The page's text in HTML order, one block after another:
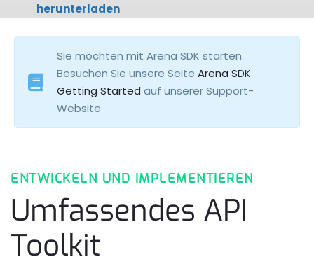
herunterladen
Sie möchten mit Arena SDK starten.
Besuchen Sie unsere Seite Arena SDK
Getting Started auf unserer Support-
Website
ENTWICKELN UND IMPLEMENTIEREN
Umfassendes API
Toolkit